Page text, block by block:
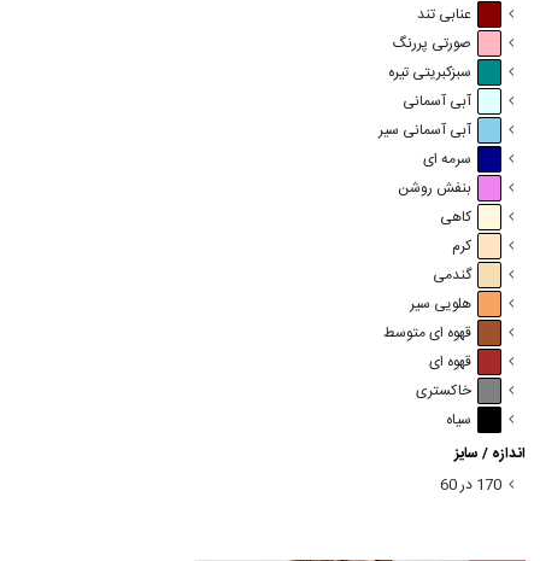
عنابی تند
صورتی پررنگ
سبزکبریتی تیره
آبی آسمانی
آبی آسمانی سیر
سرمه ای
بنفش روشن
کاهی
کرم
گندمی
هلویی سیر
قهوه ای متوسط
قهوه ای
خاکستری
سیاه
اندازه / سایز
170 در 60